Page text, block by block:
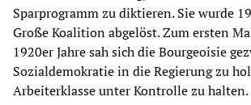
Sparprogramm zu diktieren. Sie wurde
Große Koalition abgelöst. Zum ersten
1920er Jahre sah sich die Bourgeoisie
Sozialdemokratie in die Regierung zu
Arbeiterklasse unter Kontrolle zu halten.